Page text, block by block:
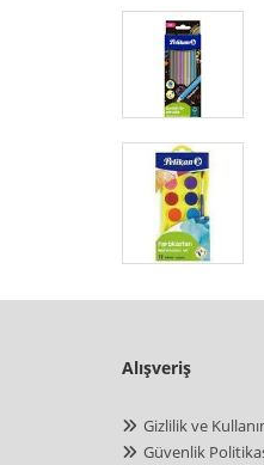
Alışveriş
Gizlilik ve
Güvenlik